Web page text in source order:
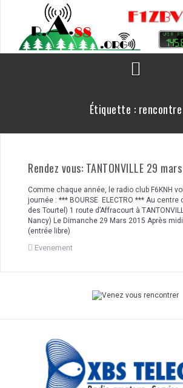
Étiquette : rencontre
Rendez vous: TANTONVILLE 29
Comme chaque année, le radio club F6KNH
journée : *** BOURSE ELECTRO *** Au
des Tourtel) 1 route d’Affracourt à
Nancy) Le Dimanche 29 Mars 2015 Après
(entrée libre)
Evenement